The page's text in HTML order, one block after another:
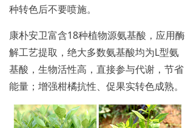
种转色后不要喷施。
康朴安卫富含18种植物源氨基酸，应用酶
解工艺提取，绝大多数氨基酸均为L型氨
基酸，生物活性高，直接参与代谢，节省
能量；增强柑橘抗性、促果实转色成熟。